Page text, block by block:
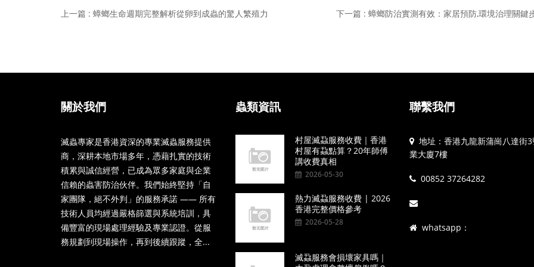
上一篇 : 蟑螂生命週期完整解析從卵到成蟲的驚人繁殖力 下一篇 : 蟑螂防治實測有效：家居預防,環境治理關鍵
關於我們
滅蟲專家是香港資深的專業滅蟲服務提供
商，深耕本地市場多年，憑藉扎實的技術
積累與誠信經營，已成為眾多家庭與企業
信賴的蟲害防治伙伴。我們始終堅持「自
家團隊，絕不外判」的服務承諾 —— 所有
技術人員均經過嚴格篩選與系統培訓，具
備豐富的現場處理經驗及專業認證。從服
務規劃到現場操作，再到後續跟蹤，全...
蟲類資訊
村屋滅蝨服務收費｜香港
村屋有蝨點算？20年師傅
講收費真相
2026-05-30
熱力滅蝨服務收費 | 2026
香港完整價格參考
2026-05-28
滅蝨服務會損壞家具嗎｜
聯繫我們
地址：香港九龍新蒲崗八達街
業大廈7樓
00852 37264282
whatsapp：